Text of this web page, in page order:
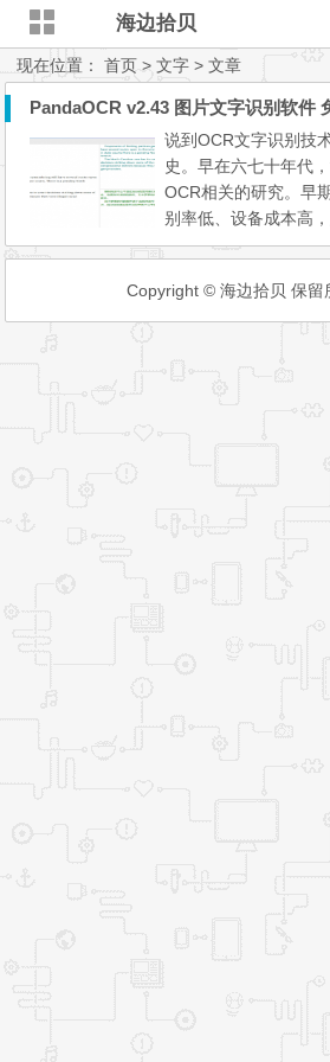
海边拾贝
现在位置：首页 > 文字 > 文章
说到OCR文字识别技
史。早在六七十年代
OCR相关的研究。早
别率低、设备成本高
闻出版单位才会去使
升。再加上我国自动
是普通个人，都可以
Copyright © 海边拾贝 保留